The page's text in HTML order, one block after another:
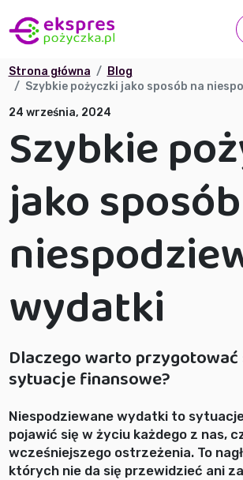
Strona główna
Blog
Szybkie pożyczki jako sposób na
24 września, 2024
Szybkie
jako
wydatki
Dlaczego warto przygotować
sytuacje finansowe?
Niespodziewane wydatki to
pojawić się w życiu każdego z nas,
wcześniejszego ostrzeżenia. To
których nie da się przewidzieć ani